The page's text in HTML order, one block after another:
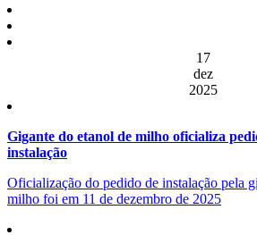
17
dez
2025
Gigante do etanol de milho oficializa
instalação
Oficialização do pedido de instalação pela
milho foi em 11 de dezembro de 2025